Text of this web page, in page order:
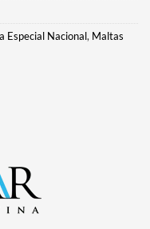
Especial Nacional, Maltas